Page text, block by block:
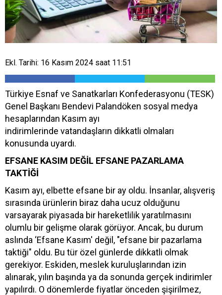
Ekl. Tarihi: 16 Kasım 2024 saat 11:51
Türkiye Esnaf ve Sanatkarları Konfederasyonu (TESK)
Genel Başkanı Bendevi Palandöken sosyal medya
hesaplarından Kasım ayı
indirimlerinde vatandaşların dikkatli olmaları
konusunda uyardı.
EFSANE KASIM DEĞİL EFSANE PAZARLAMA
TAKTİĞİ
Kasım ayı, elbette efsane bir ay oldu. İnsanlar, alışveriş
sırasında ürünlerin biraz daha ucuz olduğunu
varsayarak piyasada bir hareketlilik yaratılmasını
olumlu bir gelişme olarak görüyor. Ancak, bu durum
aslında ‘Efsane Kasım' değil, "efsane bir pazarlama
taktiği" oldu. Bu tür özel günlerde dikkatli olmak
gerekiyor. Eskiden, meslek kuruluşlarından izin
alınarak, yılın başında ya da sonunda gerçek indirimler
yapılırdı. O dönemlerde fiyatlar önceden şişirilmez,